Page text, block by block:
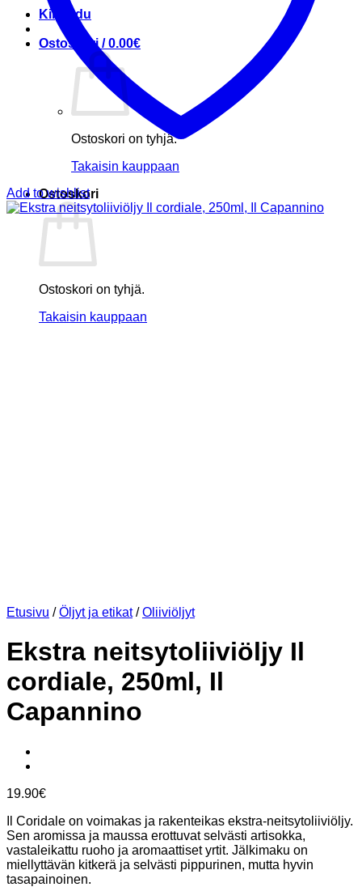
Kirjaudu
Ostoskori /0.00€
Ostoskori on tyhjä.
Takaisin kauppaan
Ostoskori
Ostoskori on tyhjä.
Takaisin kauppaan
Add to wishlist
Etusivu / Öljyt ja etikat / Oliiviöljyt
Ekstra neitsytoliiviöljy Il
cordiale, 250ml, Il
Capannino
19.90€
Il Coridale on voimakas ja rakenteikas ekstra-neitsytoliiviöljy.
Sen aromissa ja maussa erottuvat selvästi artisokka,
vastaleikattu ruoho ja aromaattiset yrtit. Jälkimaku on
miellyttävän kitkerä ja selvästi pippurinen, mutta hyvin
tasapainoinen.